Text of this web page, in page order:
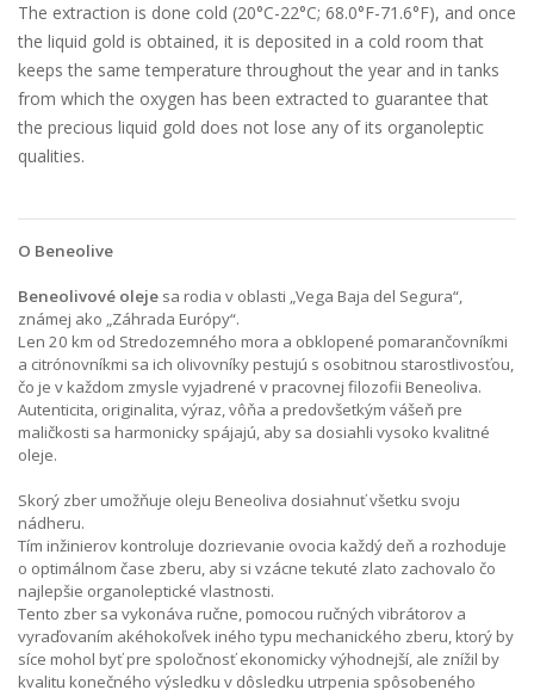
The extraction is done cold (20°C-22°C; 68.0°F-71.6°F), and once
the liquid gold is obtained, it is deposited in a cold room that
keeps the same temperature throughout the year and in tanks
from which the oxygen has been extracted to guarantee that
the precious liquid gold does not lose any of its organoleptic
qualities.
O Beneolive
Beneolivové oleje sa rodia v oblasti „Vega Baja del Segura“,
známej ako „Záhrada Európy“.
Len 20 km od Stredozemného mora a obklopené pomarančovníkmi
a citrónovníkmi sa ich olivovníky pestujú s osobitnou starostlivosťou,
čo je v každom zmysle vyjadrené v pracovnej filozofii Beneoliva.
Autenticita, originalita, výraz, vôňa a predovšetkým vášeň pre
maličkosti sa harmonicky spájajú, aby sa dosiahli vysoko kvalitné
oleje.
Skorý zber umožňuje oleju Beneoliva dosiahnuť všetku svoju
nádheru.
Tím inžinierov kontroluje dozrievanie ovocia každý deň a rozhoduje
o optimálnom čase zberu, aby si vzácne tekuté zlato zachovalo čo
najlepšie organoleptické vlastnosti.
Tento zber sa vykonáva ručne, pomocou ručných vibrátorov a
vyraďovaním akéhokoľvek iného typu mechanického zberu, ktorý by
síce mohol byť pre spoločnosť ekonomicky výhodnejší, ale znížil by
kvalitu konečného výsledku v dôsledku utrpenia spôsobeného